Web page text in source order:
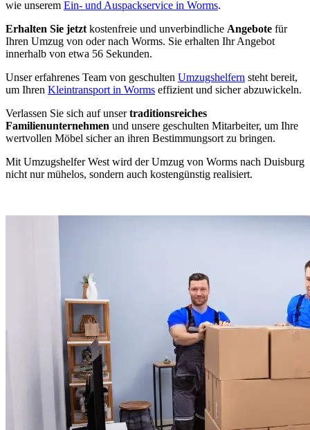
wie unserem Ein- und Auspackservice in Worms.
Erhalten Sie jetzt kostenfreie und unverbindliche Angebote für
Ihren Umzug von oder nach Worms. Sie erhalten Ihr Angebot
innerhalb von etwa 56 Sekunden.
Unser erfahrenes Team von geschulten Umzugshelfern steht bereit,
um Ihren Kleintransport in Worms effizient und sicher abzuwickeln.
Verlassen Sie sich auf unsertraditionsreiches
Familienunternehmen und unsere geschulten Mitarbeiter, um Ihre
wertvollen Möbel sicher an ihren Bestimmungsort zu bringen.
Mit Umzugshelfer West wird der Umzug von Worms nach Duisburg
nicht nur mühelos, sondern auch kostengünstig realisiert.